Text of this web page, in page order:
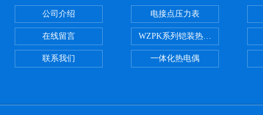
公司介绍
在线留言
联系我们
电接点压力表
WZPK系列铠装热电阻
一体化热电偶